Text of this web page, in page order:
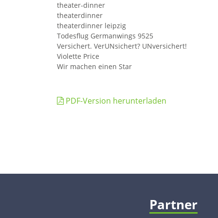
theater-dinner
theaterdinner
theaterdinner leipzig
Todesflug Germanwings 9525
Versichert. VerUNsichert? UNversichert!
Violette Price
Wir machen einen Star
PDF-Version herunterladen
Partner